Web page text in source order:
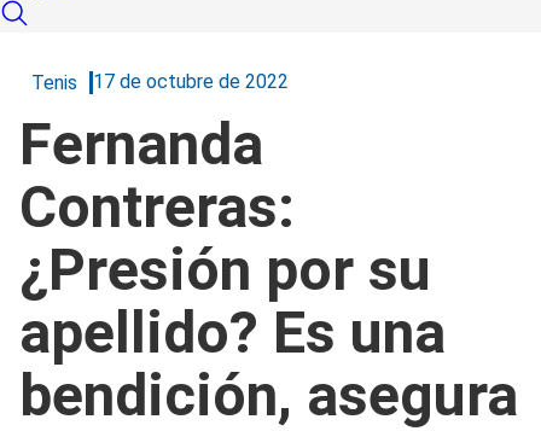
Tenis 17 de octubre de 2022
Fernanda
Contreras:
¿Presión por su
apellido? Es una
bendición, asegura